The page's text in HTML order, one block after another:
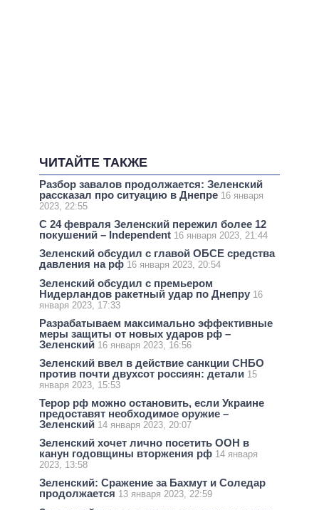
ЧИТАЙТЕ ТАКЖЕ
Разбор завалов продолжается: Зеленский
рассказал про ситуацию в Днепре 16 января
2023, 22:55
С 24 февраля Зеленский пережил более 12
покушений – Independent 16 января 2023, 21:44
Зеленский обсудил с главой ОБСЕ средства
давления на рф 16 января 2023, 20:54
Зеленский обсудил с премьером
Нидерландов ракетный удар по Днепру 16
января 2023, 17:33
Разрабатываем максимально эффективные
меры защиты от новых ударов рф –
Зеленский 16 января 2023, 16:56
Зеленский ввел в действие санкции СНБО
против почти двухсот россиян: детали 15
января 2023, 15:53
Терор рф можно остановить, если Украине
предоставят необходимое оружие –
Зеленский 14 января 2023, 20:07
Зеленский хочет лично посетить ООН в
канун годовщины вторжения рф 14 января
2023, 13:58
Зеленский: Сражение за Бахмут и Соледар
продолжается 13 января 2023, 22:59